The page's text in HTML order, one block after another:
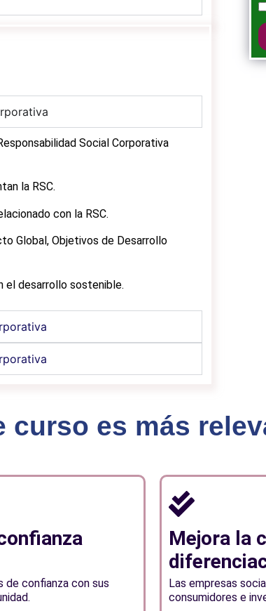
Social Corporativa
la RSC.
con la RSC.
Global, Objetivos de Desarrollo
el desarrollo sostenible.
curso es más
de confianza con sus
Mejora la
Las empresas
consumidores e